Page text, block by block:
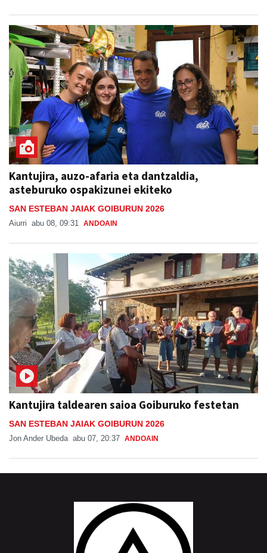
Kantujira, auzo-afaria eta dantzaldia,
asteburuko ospakizunei ekiteko
SAN ESTEBAN JAIAK GOIBURUN 2026
Aiurri abu 08, 09:31 ANDOAIN
Kantujira taldearen saioa Goiburuko festetan
SAN ESTEBAN JAIAK GOIBURUN 2026
Jon Ander Ubeda abu 07, 20:37 ANDOAIN